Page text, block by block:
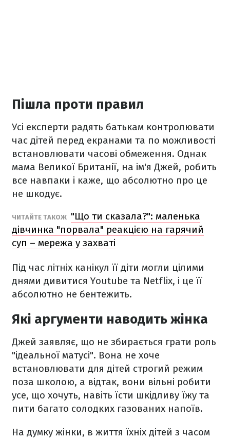
Пішла проти правил
Усі експерти радять батькам контролювати
час дітей перед екранами та по можливості
встановлювати часові обмеження. Однак
мама Великої Британії, на ім'я Джей, робить
все навпаки і каже, що абсолютно про це
не шкодує.
ЧИТАЙТЕ ТАКОЖ "Що ти сказала?": маленька
дівчинка "порвала" реакцією на гарячий
суп – мережа у захваті
Під час літніх канікул її діти могли цілими
днями дивитися Youtube та Netflix, і це її
абсолютно не бентежить.
Які аргументи наводить жінка
Джей заявляє, що не збирається грати роль
"ідеальної матусі". Вона не хоче
встановлювати для дітей строгий режим
поза школою, а відтак, вони вільні робити
усе, що хочуть, навіть їсти шкідливу їжу та
пити багато солодких газованих напоїв.
На думку жінки, в життя їхніх дітей з часом